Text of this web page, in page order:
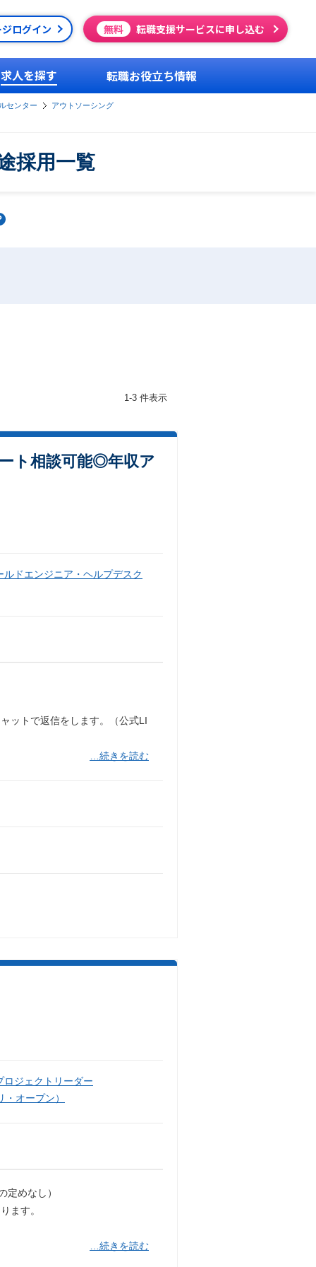
ログイン 無料 転職支援サービスに申し込む
求人を探す 転職お役立ち情報
センター
アウトソーシング
採用一覧
1-3 件表示
ト相談可能◎年収ア
ドエンジニア・ヘルプデスク
ットで返信をします。（公式LI
…続きを読む
ロジェクトリーダー
オープン）
定めなし）
ます。
…続きを読む